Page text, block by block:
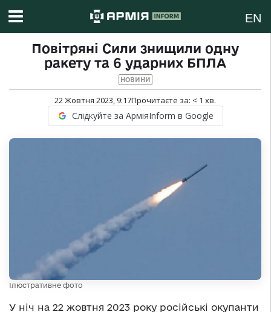
EN
Повітряні Сили знищили одну
ракету та 6 ударних БПЛА
НОВИНИ
22 Жовтня 2023, 9:17Прочитаєте за: < 1 хв.
Слідкуйте за АрміяInform в Google
Ілюстративне фото
У ніч на 22 жовтня 2023 року російські окупанти